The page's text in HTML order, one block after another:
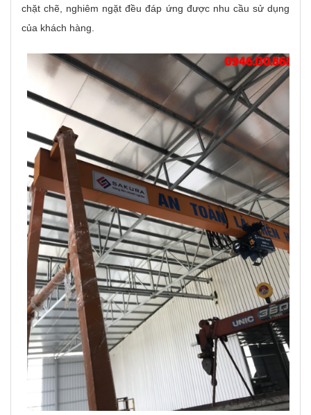
chặt chẽ, nghiêm ngặt đều đáp ứng được nhu cầu sử dụng
của khách hàng.